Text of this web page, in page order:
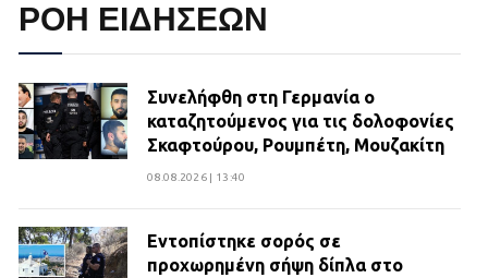
ΡΟΗ ΕΙΔΗΣΕΩΝ
Συνελήφθη στη Γερμανία ο
καταζητούμενος για τις δολοφονίες
Σκαφτούρου, Ρουμπέτη, Μουζακίτη
08.08.2026 | 13:40
Εντοπίστηκε σορός σε
προχωρημένη σήψη δίπλα στο